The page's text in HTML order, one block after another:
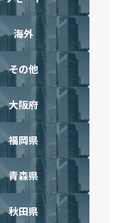
海外
その他
大阪府
福岡県
青森県
秋田県